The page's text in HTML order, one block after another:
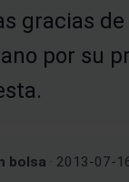
gracias de
por su
bolsa · 2013-07-